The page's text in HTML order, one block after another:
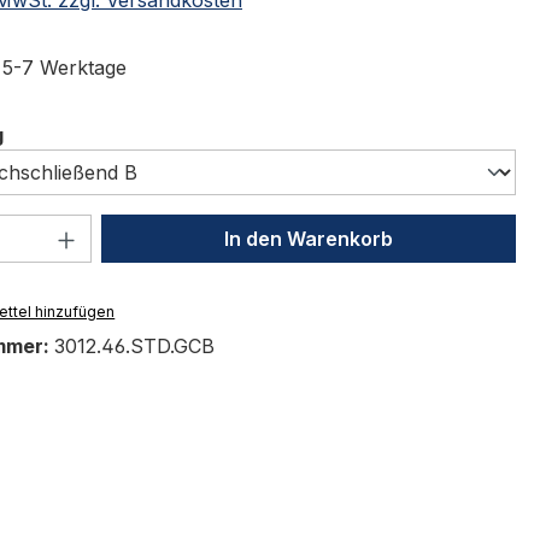
7 Werktage
auswählen
Anzahl: Gib den gewünschten Wert
In den Warenkorb
hinzufügen
3012.46.STD.GCB